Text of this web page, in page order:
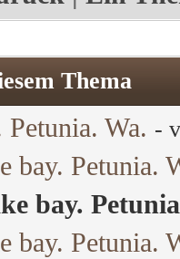
Thema
Petunia. Wa. -
bay. Petunia.
bay.
bay. Petunia.